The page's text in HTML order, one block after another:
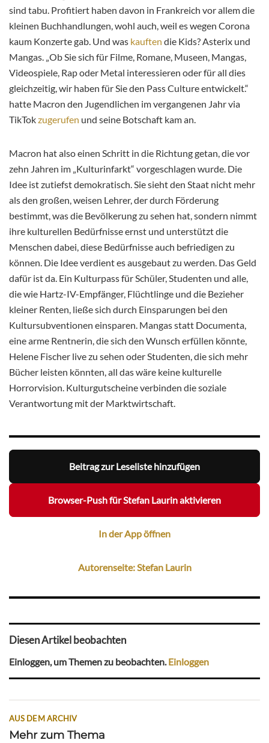
sind tabu. Profitiert haben davon in Frankreich vor allem die
kleinen Buchhandlungen, wohl auch, weil es wegen Corona
kaum Konzerte gab. Und was kauften die Kids? Asterix und
Mangas. „Ob Sie sich für Filme, Romane, Museen, Mangas,
Videospiele, Rap oder Metal interessieren oder für all dies
gleichzeitig, wir haben für Sie den Pass Culture entwickelt.“
hatte Macron den Jugendlichen im vergangenen Jahr via
TikTokzugerufen und seine Botschaft kam an.
Macron hat also einen Schritt in die Richtung getan, die vor
zehn Jahren im „Kulturinfarkt“ vorgeschlagen wurde. Die
Idee ist zutiefst demokratisch. Sie sieht den Staat nicht mehr
als den großen, weisen Lehrer, der durch Förderung
bestimmt, was die Bevölkerung zu sehen hat, sondern nimmt
ihre kulturellen Bedürfnisse ernst und unterstützt die
Menschen dabei, diese Bedürfnisse auch befriedigen zu
können. Die Idee verdient es ausgebaut zu werden. Das Geld
dafür ist da. Ein Kulturpass für Schüler, Studenten und alle,
die wie Hartz-IV-Empfänger, Flüchtlinge und die Bezieher
kleiner Renten, ließe sich durch Einsparungen bei den
Kultursubventionen einsparen. Mangas statt Documenta,
eine arme Rentnerin, die sich den Wunsch erfüllen könnte,
Helene Fischer live zu sehen oder Studenten, die sich mehr
Bücher leisten könnten, all das wäre keine kulturelle
Horrorvision. Kulturgutscheine verbinden die soziale
Verantwortung mit der Marktwirtschaft.
Beitrag zur Leseliste hinzufügen
Browser-Push für Stefan Laurin aktivieren
In der App öffnen
Autorenseite: Stefan Laurin
Diesen Artikel beobachten
Einloggen, um Themen zu beobachten. Einloggen
AUS DEM ARCHIV
Mehr zum Thema